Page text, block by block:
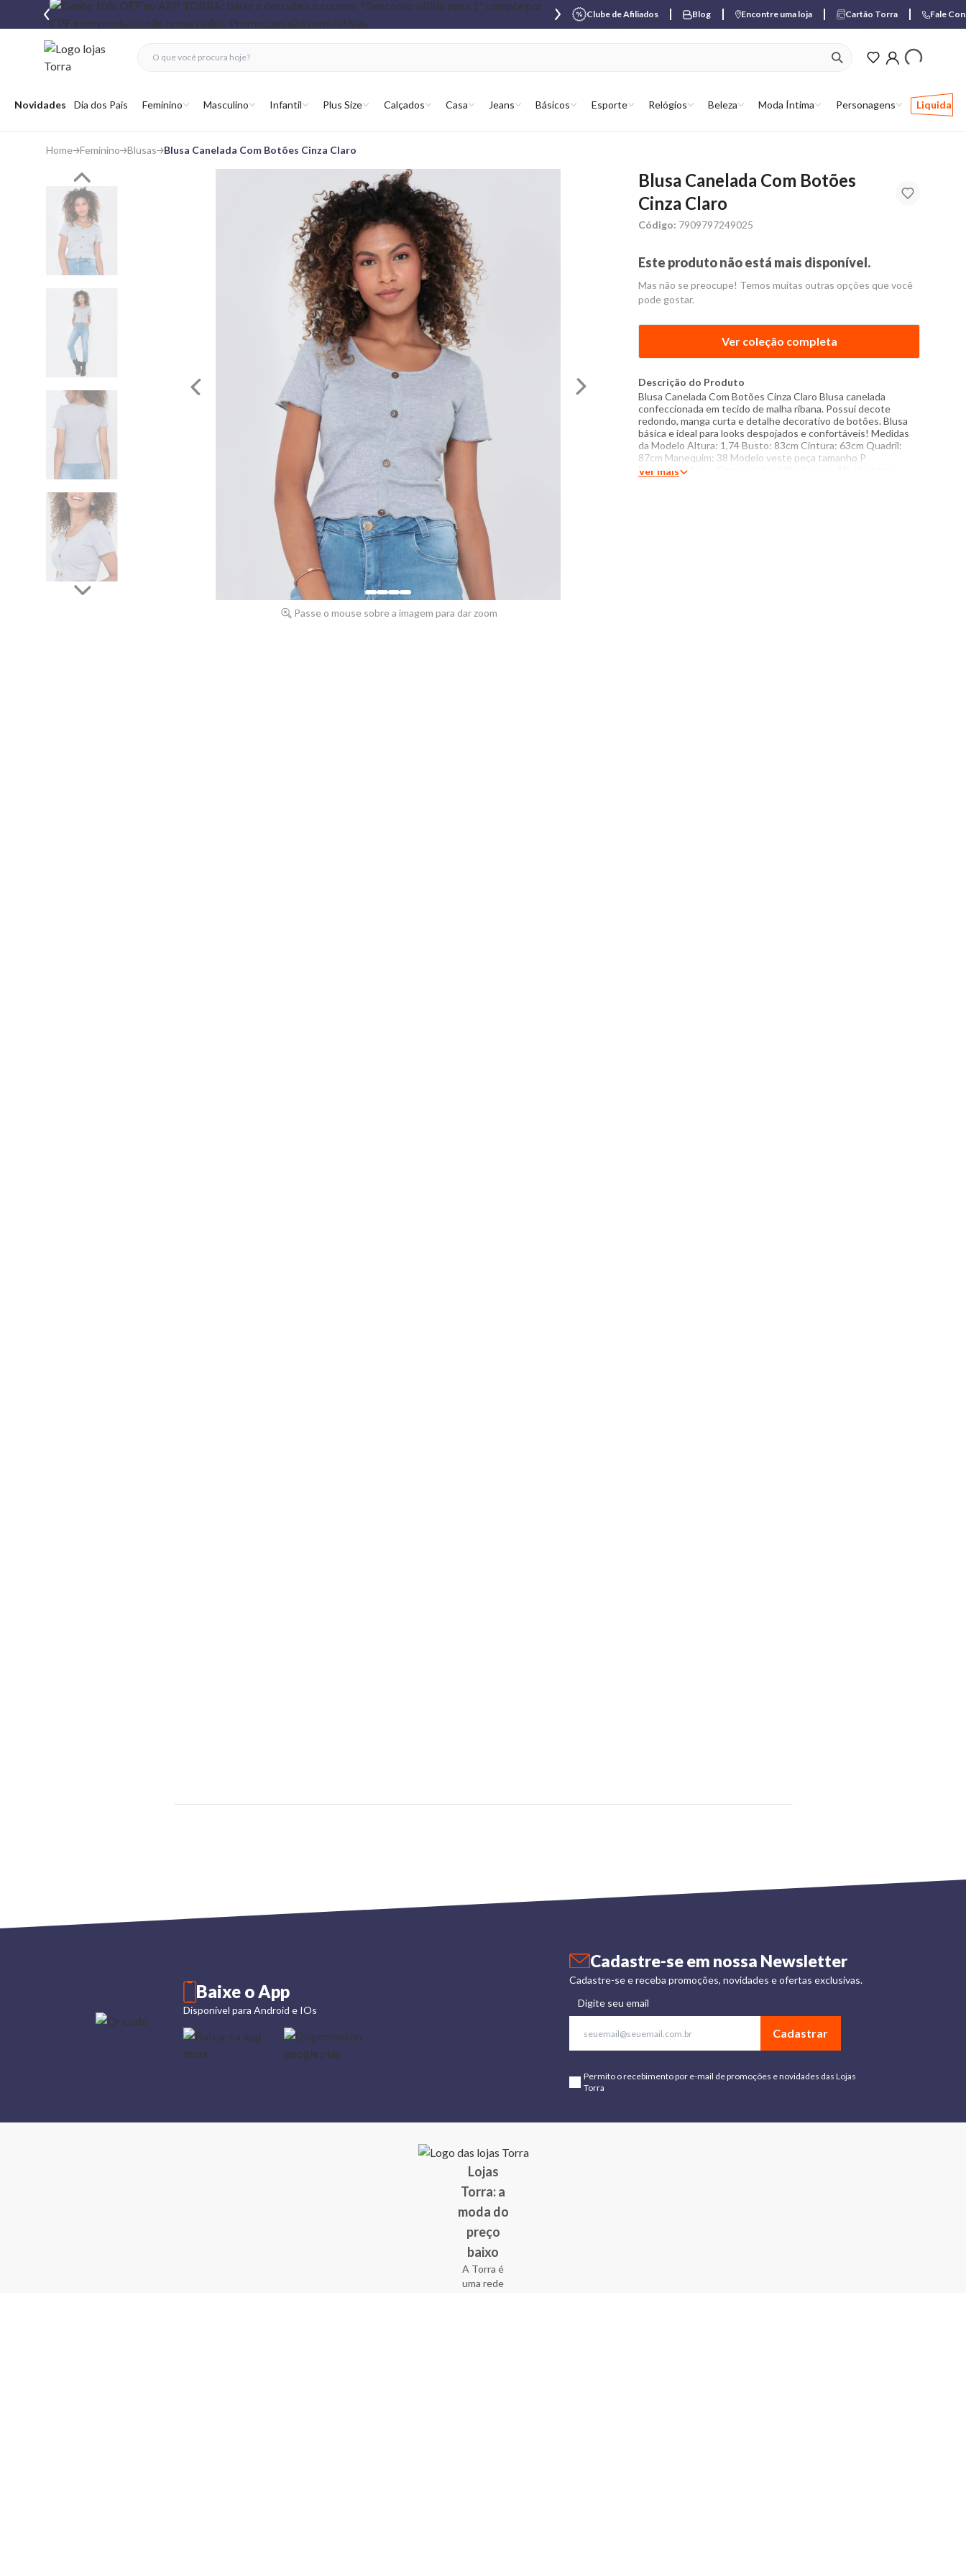
Clube de Afiliados Blog Encontre uma loja Cartão Torra Fale
Abrir menu
Novidades Dia dos Pais Feminino Masculino Infantil Plus Size Calçados Casa Jeans Básicos Esporte Relógios Beleza Moda Íntima Personagens Liquida
ver produtos
fechar menu
fechar menu
favoritos
Home Feminino Blusas Blusa Canelada Com Botões Cinza Claro
Passe o mouse sobre a imagem para dar zoom
Blusa Canelada Com Botões
Cinza Claro
Código: 7909797249025
Este produto não está mais disponível.
Mas não se preocupe! Temos muitas outras opções que você
pode gostar.
Ver coleção completa
Descrição do Produto
Blusa Canelada Com Botões Cinza Claro Blusa canelada
confeccionada em tecido de malha ribana. Possui decote
redondo, manga curta e detalhe decorativo de botões. Blusa
básica e ideal para looks despojados e confortáveis! Medidas
da Modelo Altura: 1,74 Busto: 83cm Cintura: 63cm Quadril:
87cm Manequim: 38 Modelo veste peça tamanho P
Especificações: - Composição: 96% viscose, 4% elastano -
Ver mais
Cadastre-se em nossa Newsletter
Cadastre-se e receba promoções, novidades e ofertas exclusivas.
Digite seu email
Cadastrar
Permito o recebimento por e-mail de promoções e novidades das Lojas
Torra
Baixe o App
Disponível para Android e IOs
Lojas
Torra: a
moda do
preço
baixo
A Torra é
uma rede